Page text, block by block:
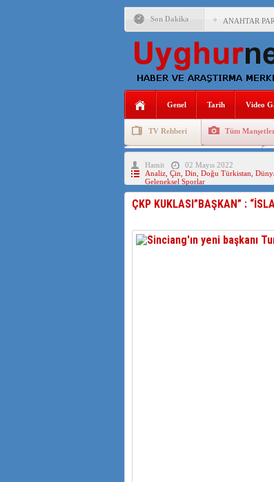
Son Dakika ANAHTAR
ÇİN’İN
DİYANET
150 YILDIR
ÇİN’İN
ÇİN’İN
İŞGALCİ
İŞGALCİ
Genel Tarih Video
TV Rehberi Tüm
Uygurlarda Düğün ve Cenaze
Hamit
02 Mayıs 2022
Analiz, Çin Din Doğu Türkistan
Geleneksel Sporlar
ÇKP KUKLASI”BAŞKAN” :